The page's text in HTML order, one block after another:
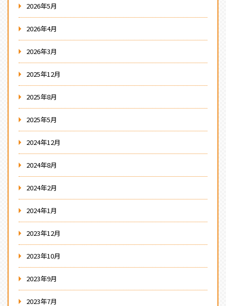
2026年5月
2026年4月
2026年3月
2025年12月
2025年8月
2025年5月
2024年12月
2024年8月
2024年2月
2024年1月
2023年12月
2023年10月
2023年9月
2023年7月